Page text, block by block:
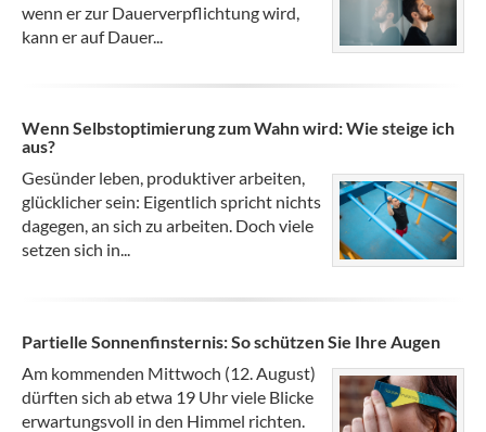
wenn er zur Dauerverpflichtung wird,
kann er auf Dauer...
Wenn Selbstoptimierung zum Wahn wird: Wie steige ich
aus?
Gesünder leben, produktiver arbeiten,
glücklicher sein: Eigentlich spricht nichts
dagegen, an sich zu arbeiten. Doch viele
setzen sich in...
Partielle Sonnenfinsternis: So schützen Sie Ihre Augen
Am kommenden Mittwoch (12. August)
dürften sich ab etwa 19 Uhr viele Blicke
erwartungsvoll in den Himmel richten.